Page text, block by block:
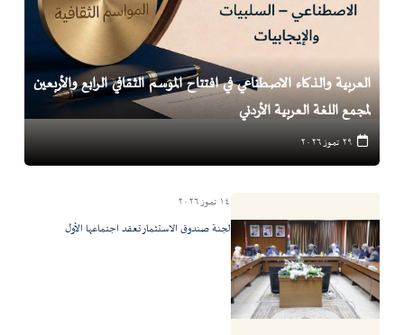
العربية والذكاء الاصطناعي في افتتاح الموسم الثقافي الرابع والأربعين
لمجمع اللغة العربية الأردني
٢٩ تموز ٢٠٢٦
١٤ تموز ٢٠٢٦
لجنة صندوق الاستثمار تعقد اجتماعها الأول